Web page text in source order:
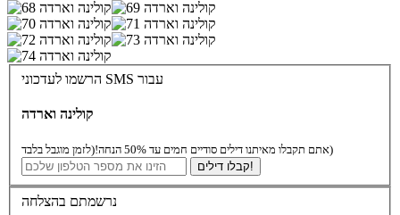
הרשמו לעדכוני SMS עבור
קולינה וארדה
אתם תקבלו מאיתנו דילים סודיים חמים עד 50% הנחה!(לזמן מוגבל בלבד)
קבלו דילים!
נרשמתם בהצלחה